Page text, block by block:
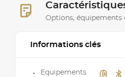
Options, équipements
Informations clés
Equipements